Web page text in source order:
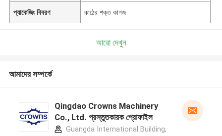
প্যাকেজিং বিবরণ কাঠের শক্ত কাগজ
আরো দেখুন
আমাদের সম্পর্কে
Qingdao Crowns Machinery
Co., Ltd. প্রস্তুতকারক প্রোফাইল
Guangda International Building,